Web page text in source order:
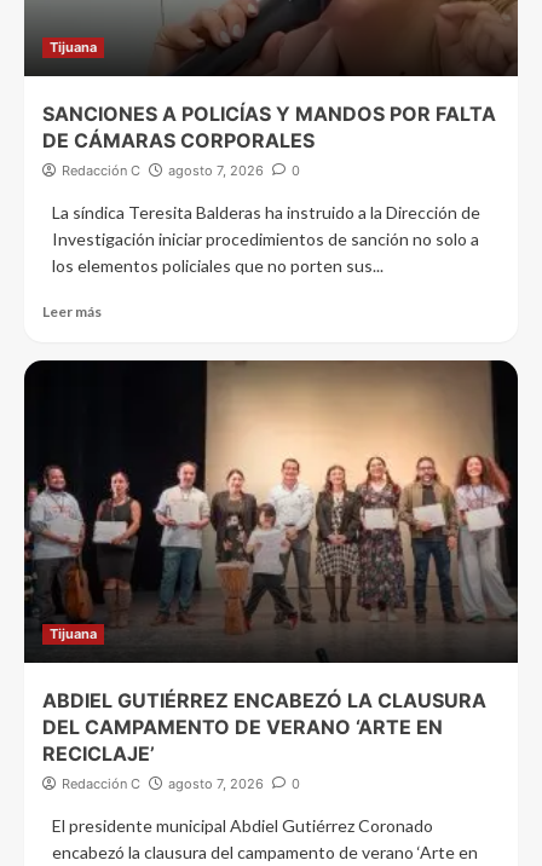
Tijuana
SANCIONES A POLICÍAS Y MANDOS POR FALTA
DE CÁMARAS CORPORALES
Redacción C agosto 7, 2026 0
La síndica Teresita Balderas ha instruido a la Dirección de
Investigación iniciar procedimientos de sanción no solo a
los elementos policiales que no porten sus...
Leer más
Tijuana
ABDIEL GUTIÉRREZ ENCABEZÓ LA CLAUSURA
DEL CAMPAMENTO DE VERANO ‘ARTE EN
RECICLAJE’
Redacción C agosto 7, 2026 0
El presidente municipal Abdiel Gutiérrez Coronado
encabezó la clausura del campamento de verano ‘Arte en